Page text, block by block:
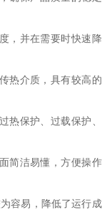
，并在需要时快速降
热介质，具有较高的
热保护、过载保护、
简洁易懂，方便操作
容易，降低了运行成